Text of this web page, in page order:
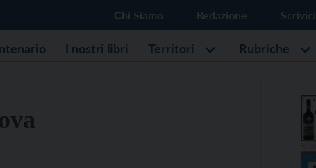
Chi Siamo Redazione Scrivici
I nostri libri Territori Rubriche